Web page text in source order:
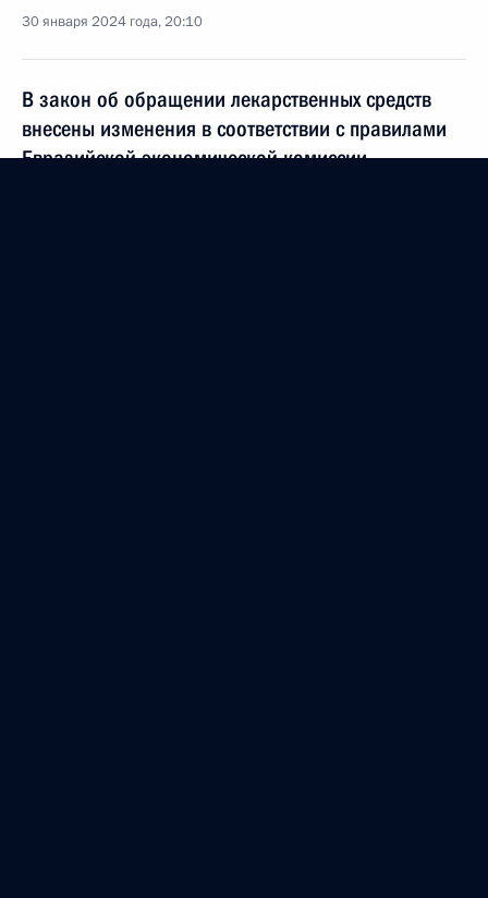
30 января 2024 года, 20:10
В закон об обращении лекарственных средств
внесены изменения в соответствии с правилами
Евразийской экономической комиссии